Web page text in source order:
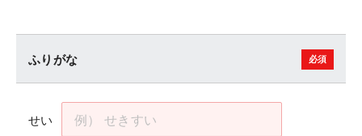
ふりがな
せい